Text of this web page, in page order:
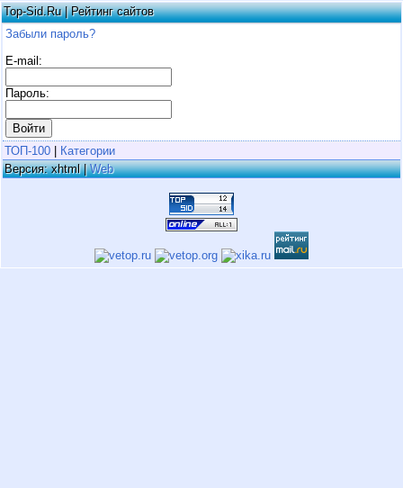
Top-Sid.Ru | Рейтинг сайтов
Забыли пароль?
E-mail:
Пароль:
ТОП-100
Категории
Версия: xhtml |Web